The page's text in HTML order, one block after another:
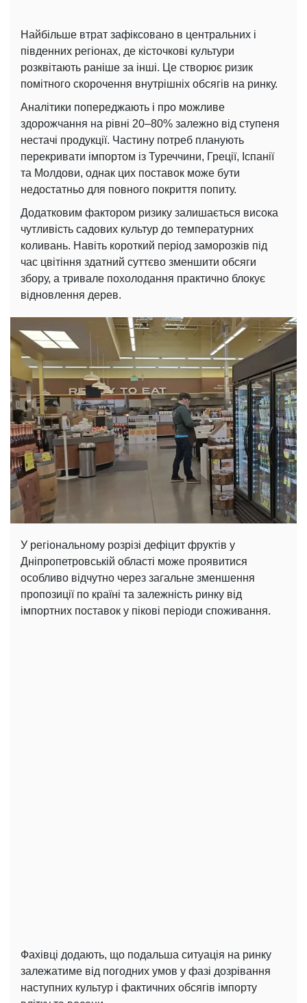
Найбільше втрат зафіксовано в центральних і
південних регіонах, де кісточкові культури
розквітають раніше за інші. Це створює ризик
помітного скорочення внутрішніх обсягів на ринку.
Аналітики попереджають і про можливе
здорожчання на рівні 20–80% залежно від ступеня
нестачі продукції. Частину потреб планують
перекривати імпортом із Туреччини, Греції, Іспанії
та Молдови, однак цих поставок може бути
недостатньо для повного покриття попиту.
Додатковим фактором ризику залишається висока
чутливість садових культур до температурних
коливань. Навіть короткий період заморозків під
час цвітіння здатний суттєво зменшити обсяги
збору, а тривале похолодання практично блокує
відновлення дерев.
У регіональному розрізі дефіцит фруктів у
Дніпропетровській області може проявитися
особливо відчутно через загальне зменшення
пропозиції по країні та залежність ринку від
імпортних поставок у пікові періоди споживання.
Фахівці додають, що подальша ситуація на ринку
залежатиме від погодних умов у фазі дозрівання
наступних культур і фактичних обсягів імпорту